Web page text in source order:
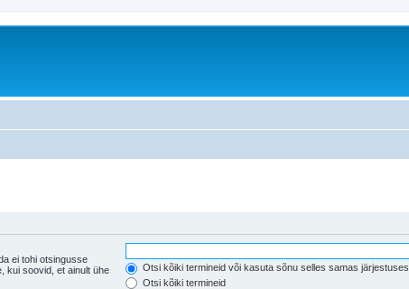
ei tohi otsingusse
ühe
Otsi kõiki termineid või kasuta sõnu selles samas järjestuses
Otsi kõiki termineid